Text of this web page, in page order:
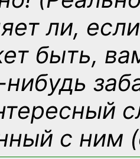
ли,
быть,
с ним